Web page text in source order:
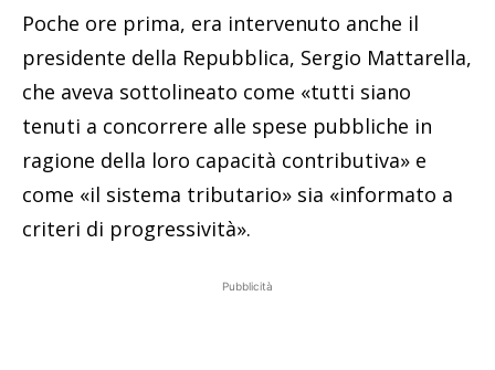
Poche ore prima, era intervenuto anche il
presidente della Repubblica, Sergio Mattarella,
che aveva sottolineato come «tutti siano
tenuti a concorrere alle spese pubbliche in
ragione della loro capacità contributiva» e
come «il sistema tributario» sia «informato a
criteri di progressività».
Pubblicità